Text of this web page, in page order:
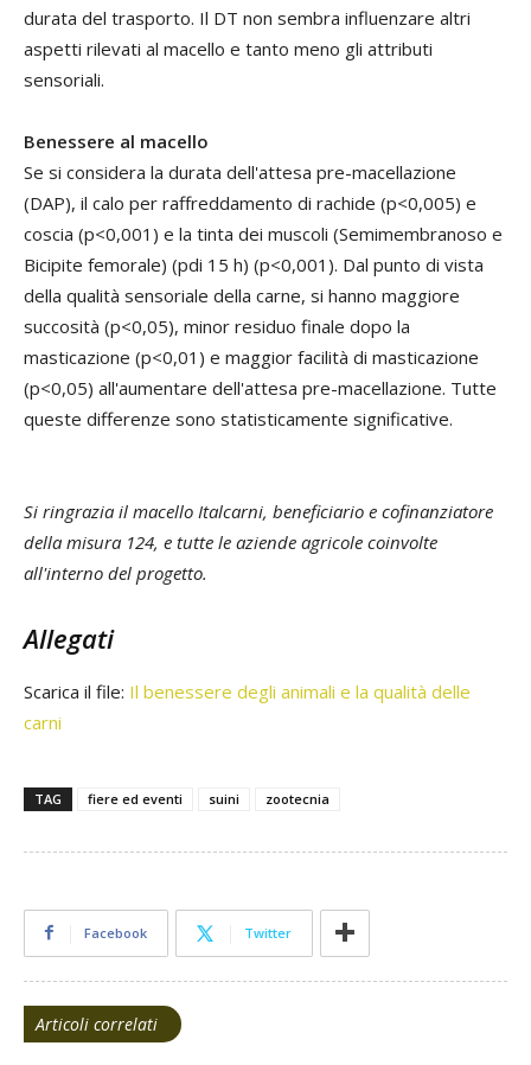
durata del trasporto. Il DT non sembra influenzare altri
aspetti rilevati al macello e tanto meno gli attributi
sensoriali.
Benessere al macello
Se si considera la durata dell'attesa pre-macellazione
(DAP), il calo per raffreddamento di rachide (p<0,005) e
coscia (p<0,001) e la tinta dei muscoli (Semimembranoso e
Bicipite femorale) (pdi 15 h) (p<0,001). Dal punto di vista
della qualità sensoriale della carne, si hanno maggiore
succosità (p<0,05), minor residuo finale dopo la
masticazione (p<0,01) e maggior facilità di masticazione
(p<0,05) all'aumentare dell'attesa pre-macellazione. Tutte
queste differenze sono statisticamente significative.
Si ringrazia il macello Italcarni, beneficiario e cofinanziatore
della misura 124, e tutte le aziende agricole coinvolte
all'interno del progetto.
Allegati
Scarica il file: Il benessere degli animali e la qualità delle
carni
TAG fiere ed eventi suini zootecnia
Facebook Twitter
Articoli correlati